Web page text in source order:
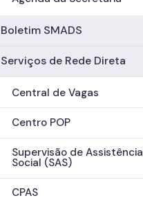
Boletim SMADS
Serviços de Rede Direta
Central de Vagas
Centro POP
Supervisão de Assistência
Social (SAS)
CPAS